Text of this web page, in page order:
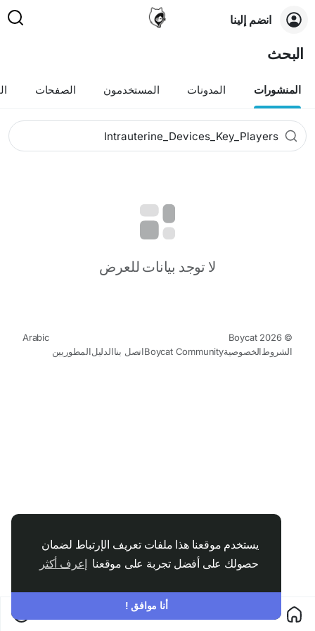
يستخدم موقعنا هذا ملفات تعريف الإرتباط لضمان
حصولك على أفضل تجربة على موقعنا
إعرف أكثر
أنا موافق !
انضم إلينا
البحث
المنشورات المدونات المستخدمون الصفحات
لا توجد بيانات للعرض
© 2026 Boycat
Arabic
الشروطالخصوصيةBoycat Communityاتصل بناالدليلالمطوريين